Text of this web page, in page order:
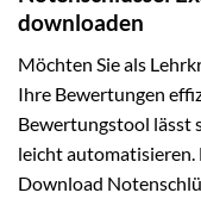
downloaden
Möchten Sie als
Ihre Bewertungen
Bewertungstool lässt
leicht automatisieren.
Download